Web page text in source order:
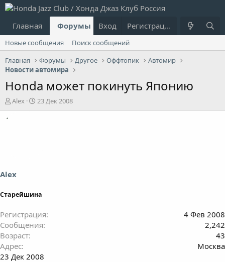
Главная Форумы Что нового?
Вход Регистрация
Новые сообщения
Поиск сообщений
Главная
Форумы Другое Оффтопик
Автомир
Новости автомира
Honda может покинуть Японию
А
в
ы
Alex
Д
а
23 Дек 2008
Alex
Старейшина
Регистрация
4 Фев 2008
Сообщения
2,242
Возраст
43
Адрес
Москва
23 Дек 2008